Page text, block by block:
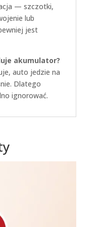
— szczotki,
lub
jest
akumulator?
auto jedzie na
Dlatego
ignorować.